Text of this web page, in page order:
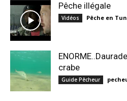
Pêche illégale
Vidéos Pêche en
crabe
Guide Pêcheur